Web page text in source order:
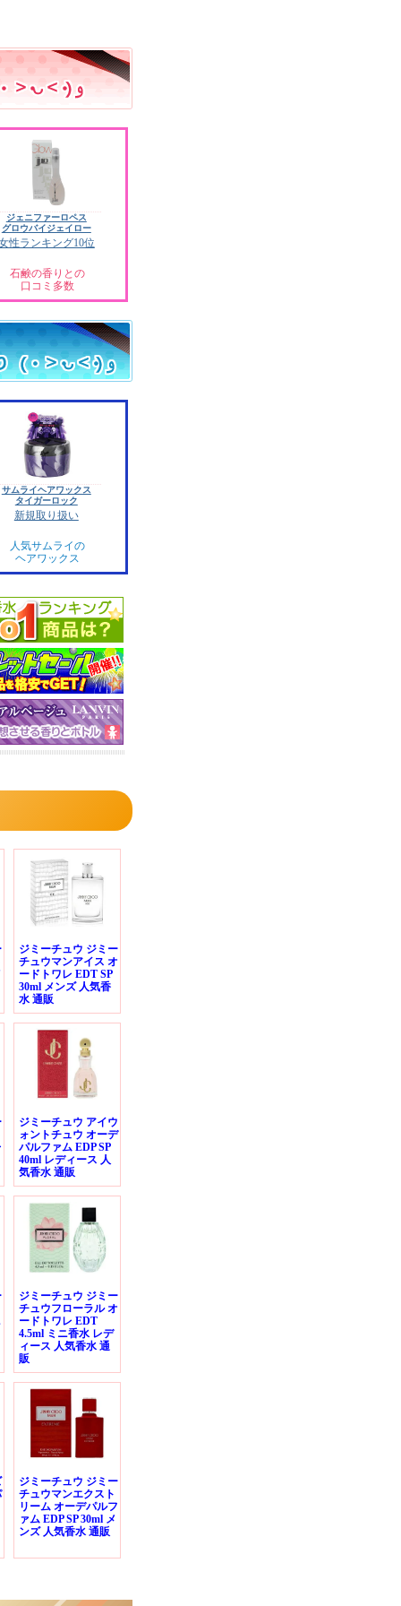
ジェニファーロペス
グロウバイジェイロー
性ランキング10位
石鹸の香りとの
口コミ多数
サムライヘアワックス
タイガーロック
新規取り扱い
人気サムライの
ヘアワックス
ジミーチュウ ジミー
チュウマンアイス オ
ードトワレ EDT SP
30ml メンズ 人気香
水 通販
ジミーチュウ アイウ
ォントチュウ オーデ
パルファム EDP SP
40ml レディース 人
気香水 通販
ジミーチュウ ジミー
チュウフローラル オ
ードトワレ EDT
4.5ml ミニ香水 レデ
ィース 人気香水 通
販
ジミーチュウ ジミー
チュウマンエクスト
リーム オーデパルフ
ァム EDP SP 30ml メ
ンズ 人気香水 通販